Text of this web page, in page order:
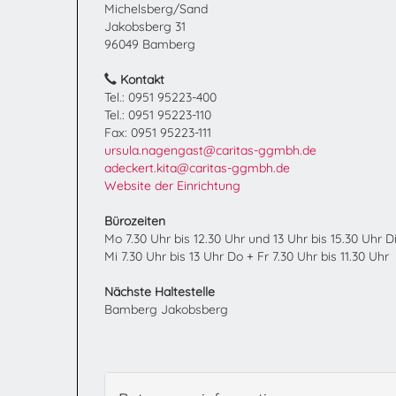
Michelsberg/Sand
Jakobsberg 31
96049 Bamberg
Kontakt
Tel.: 0951 95223-400
Tel.: 0951 95223-110
Fax: 0951 95223-111
ursula.nagengast@caritas-ggmbh.de
adeckert.kita@caritas-ggmbh.de
Website der Einrichtung
Bürozeiten
Mo 7.30 Uhr bis 12.30 Uhr und 13 Uhr bis 15.30 Uhr
Mi 7.30 Uhr bis 13 Uhr Do + Fr 7.30 Uhr bis 11.30 Uhr
Nächste Haltestelle
Bamberg Jakobsberg